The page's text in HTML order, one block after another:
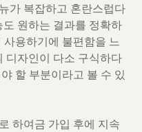
가 복잡하고 혼란스럽다
원하는 결과를 정확하
용하기에 불편함을 느
디자인이 다소 구식하다
할 부분이라고 볼 수 있
하여금 가입 후에 지속